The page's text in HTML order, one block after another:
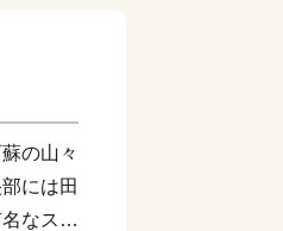
の山々
には田
なスイ